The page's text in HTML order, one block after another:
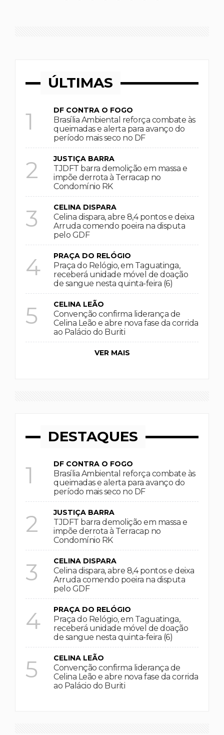
ÚLTIMAS
1 DF CONTRA O FOGO
Brasília Ambiental reforça combate às
queimadas e alerta para avanço do
período mais seco no DF
2 JUSTIÇA BARRA
TJDFT barra demolição em massa e
impõe derrota à Terracap no
Condomínio RK
3 CELINA DISPARA
Celina dispara, abre 8,4 pontos e deixa
Arruda comendo poeira na disputa
pelo GDF
4 PRAÇA DO RELÓGIO
Praça do Relógio, em Taguatinga,
receberá unidade móvel de doação
de sangue nesta quinta-feira (6)
5 CELINA LEÃO
Convenção confirma liderança de
Celina Leão e abre nova fase da corrida
ao Palácio do Buriti
VER MAIS
DESTAQUES
1 DF CONTRA O FOGO
Brasília Ambiental reforça combate às
queimadas e alerta para avanço do
período mais seco no DF
2 JUSTIÇA BARRA
TJDFT barra demolição em massa e
impõe derrota à Terracap no
Condomínio RK
3 CELINA DISPARA
Celina dispara, abre 8,4 pontos e deixa
Arruda comendo poeira na disputa
pelo GDF
4 PRAÇA DO RELÓGIO
Praça do Relógio, em Taguatinga,
receberá unidade móvel de doação
de sangue nesta quinta-feira (6)
5 CELINA LEÃO
Convenção confirma liderança de
Celina Leão e abre nova fase da corrida
ao Palácio do Buriti